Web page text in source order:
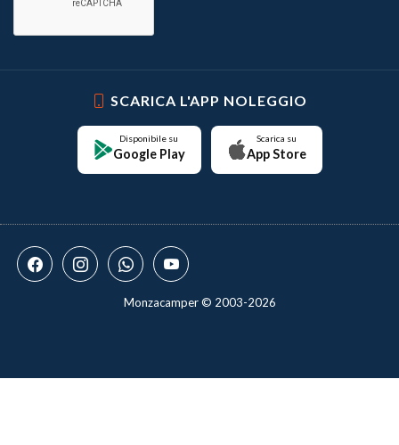
SCARICA L'APP NOLEGGIO
Disponibile su
Google Play
Scarica su
App Store
Monzacamper © 2003-2026